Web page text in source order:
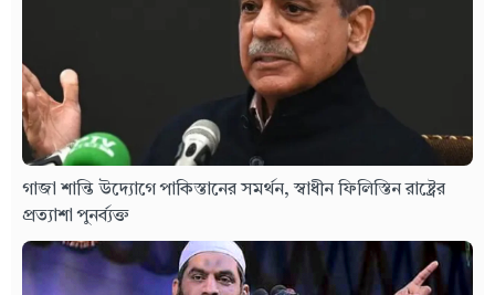
গাজা শান্তি উদ্যোগে পাকিস্তানের সমর্থন, স্বাধীন ফিলিস্তিন রাষ্ট্রের
প্রত্যাশা পুনর্ব্যক্ত